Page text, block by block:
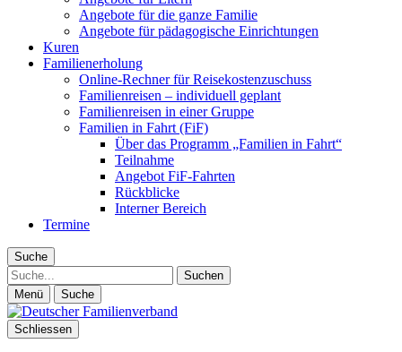
Angebote für die ganze Familie
Angebote für pädagogische Einrichtungen
Kuren
Familienerholung
Online-Rechner für Reisekostenzuschuss
Familienreisen – individuell geplant
Familienreisen in einer Gruppe
Familien in Fahrt (FiF)
Über das Programm „Familien in Fahrt“
Teilnahme
Angebot FiF-Fahrten
Rückblicke
Interner Bereich
Termine
Suche
Suche
Menü Suche
Schliessen